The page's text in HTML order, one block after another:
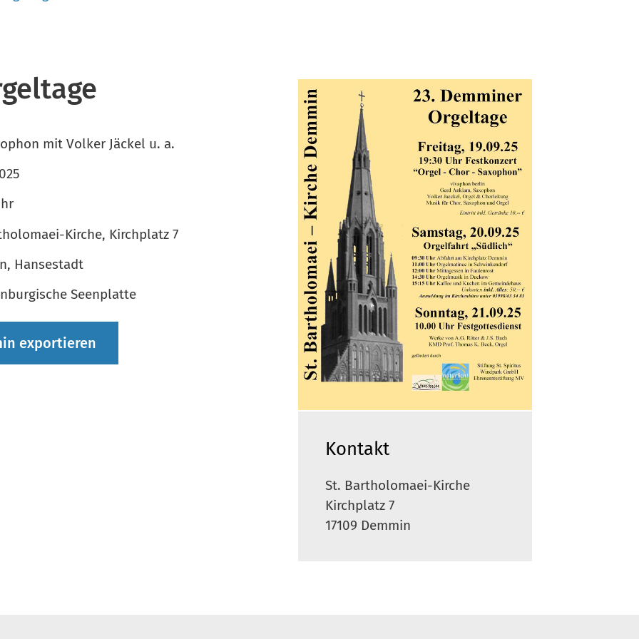
mit Volker Jäckel u. a.
Kirche, Kirchplatz 7
Hansestadt
Seenplatte
exportieren
Kontakt
St. Bartholomaei-Kirche
Kirchplatz 7
17109 Demmin